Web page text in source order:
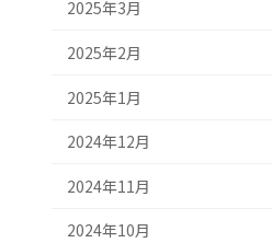
2025年3月
2025年2月
2025年1月
2024年12月
2024年11月
2024年10月